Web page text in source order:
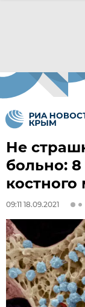
Не
больно:
костного
09:11 18.09.2021